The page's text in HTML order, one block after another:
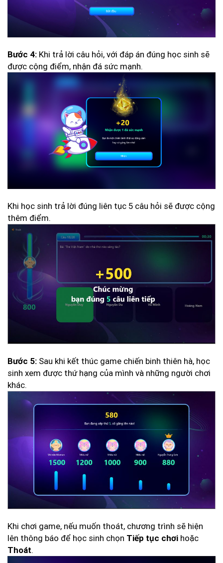
Bước 4: Khi trả lời câu hỏi, với đáp án đúng học sinh sẽ
được cộng điểm, nhận đá sức mạnh.
Khi học sinh trả lời đúng liên tục 5 câu hỏi sẽ được cộng
thêm điểm.
Bước 5: Sau khi kết thúc game chiến binh thiên hà, học
sinh xem được thứ hạng của mình và những người chơi
khác.
Khi chơi game, nếu muốn thoát, chương trình sẽ hiện
lên thông báo để học sinh chọn Tiếp tục chơi hoặc
Thoát.